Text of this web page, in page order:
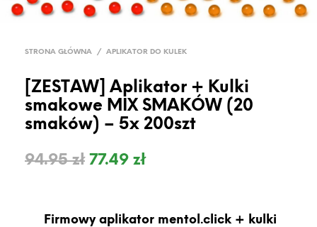
STRONA GŁÓWNA / APLIKATOR DO KULEK
[ZESTAW] Aplikator + Kulki
smakowe MIX SMAKÓW (20
smaków) – 5x 200szt
94.95zł 77.49 zł
Firmowy aplikator mentol.click + kulki